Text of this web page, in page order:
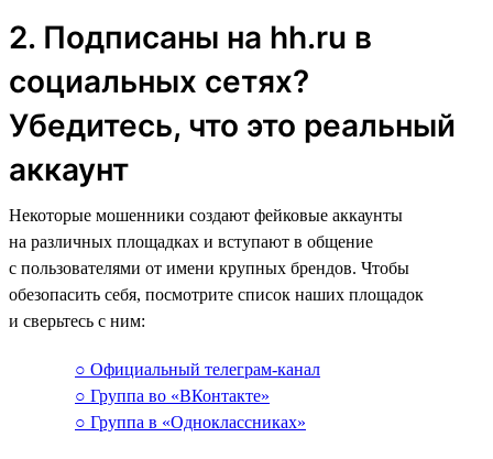
2. Подписаны на hh.ru в
социальных сетях?
Убедитесь, что это реальный
аккаунт
Некоторые мошенники создают фейковые аккаунты
на различных площадках и вступают в общение
с пользователями от имени крупных брендов. Чтобы
обезопасить себя, посмотрите список наших площадок
и сверьтесь с ним:
○ Официальный телеграм-канал
○ Группа во «ВКонтакте»
○ Группа в «Одноклассниках»